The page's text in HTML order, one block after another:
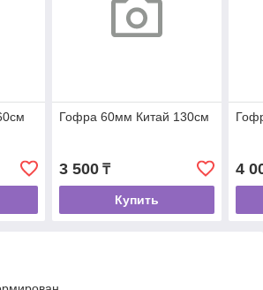
Гофра 60мм Китай 130см
3 500₸
Купить
4